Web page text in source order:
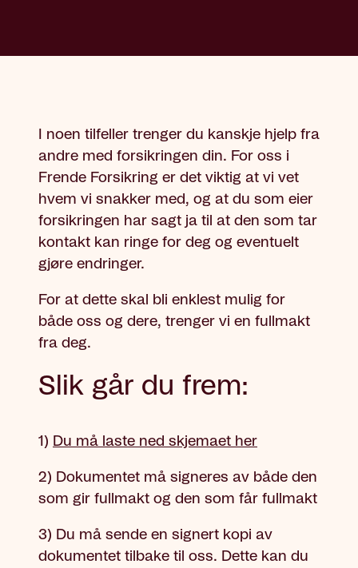
I noen tilfeller trenger du kanskje hjelp fra
andre med forsikringen din. For oss i
Frende Forsikring er det viktig at vi vet
hvem vi snakker med, og at du som eier
forsikringen har sagt ja til at den som tar
kontakt kan ringe for deg og eventuelt
gjøre endringer.
For at dette skal bli enklest mulig for
både oss og dere, trenger vi en fullmakt
fra deg.
Slik går du frem:
1) Du må laste ned skjemaet her
2) Dokumentet må signeres av både den
som gir fullmakt og den som får fullmakt
3) Du må sende en signert kopi av
dokumentet tilbake til oss. Dette kan du